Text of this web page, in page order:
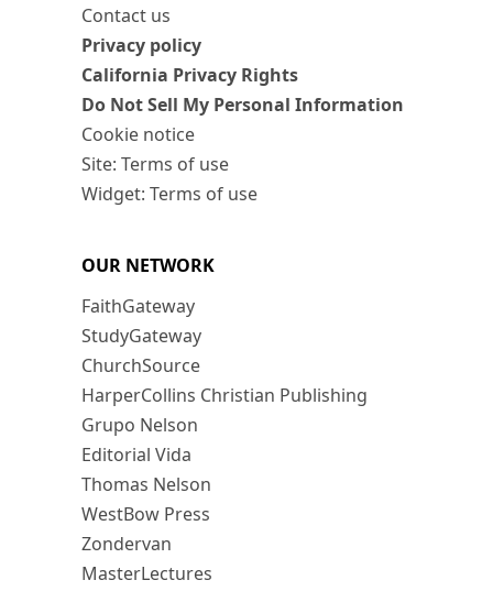
Contact us
Privacy policy
California Privacy Rights
Do Not Sell My Personal Information
Cookie notice
Site: Terms of use
Widget: Terms of use
OUR NETWORK
FaithGateway
StudyGateway
ChurchSource
HarperCollins Christian Publishing
Grupo Nelson
Editorial Vida
Thomas Nelson
WestBow Press
Zondervan
MasterLectures